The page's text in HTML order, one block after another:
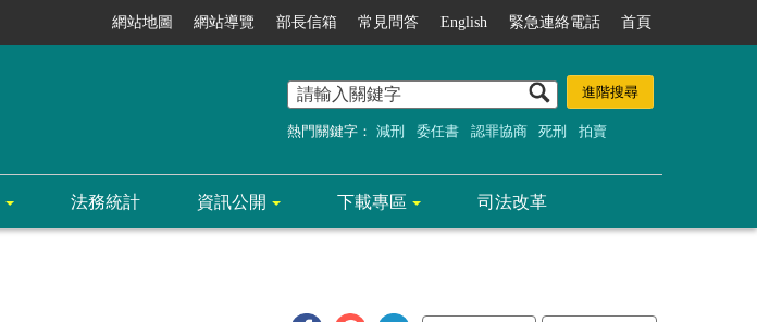
網站地圖 網站導覽 部長信箱 常見問答 English 緊急連絡電話 首頁
熱門關鍵字： 減刑 委任書 認罪協商 死刑 拍賣
法務統計 資訊公開 下載專區 司法改革